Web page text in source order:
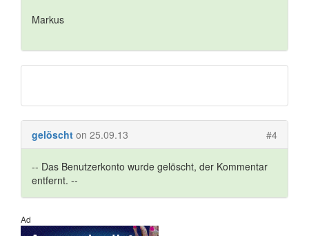
Markus
gelöscht on 25.09.13 #4
-- Das Benutzerkonto wurde gelöscht, der Kommentar
entfernt. --
Ad